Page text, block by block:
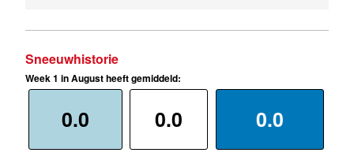
Sneeuwhistorie
Week 1 in August heeft gemiddeld:
0.0 0.0 0.0